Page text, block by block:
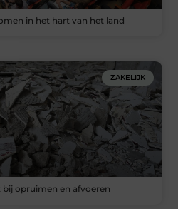
in het hart van het land
ZAKELIJK
bij opruimen en afvoeren